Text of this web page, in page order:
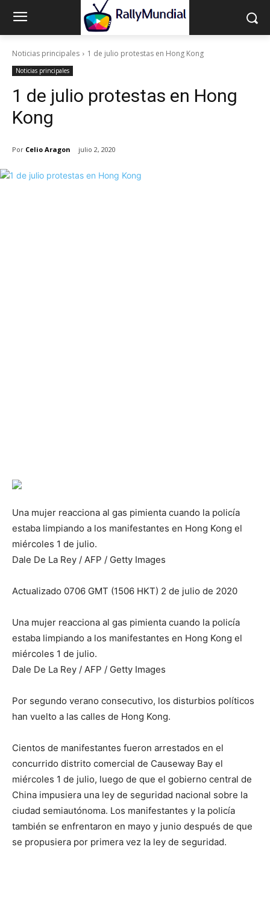
Noticias principales 1 de julio protestas en Hong Kong
Noticias principales
1 de julio protestas en Hong
Kong
Por Celio Aragon julio 2, 2020
Una mujer reacciona al gas pimienta cuando la policía
estaba limpiando a los manifestantes en Hong Kong el
miércoles 1 de julio.
Dale De La Rey / AFP / Getty Images
Actualizado 0706 GMT (1506 HKT) 2 de julio de 2020
Una mujer reacciona al gas pimienta cuando la policía
estaba limpiando a los manifestantes en Hong Kong el
miércoles 1 de julio.
Dale De La Rey / AFP / Getty Images
Por segundo verano consecutivo, los disturbios políticos
han vuelto a las calles de Hong Kong.
Cientos de manifestantes fueron arrestados en el
concurrido distrito comercial de Causeway Bay el
miércoles 1 de julio, luego de que el gobierno central de
China impusiera una ley de seguridad nacional sobre la
ciudad semiautónoma. Los manifestantes y la policía
también se enfrentaron en mayo y junio después de que
se propusiera por primera vez la ley de seguridad.